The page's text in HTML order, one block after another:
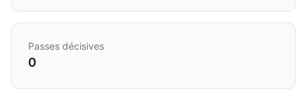
Passes décisives
0